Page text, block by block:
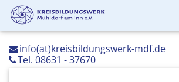
info(at)kreisbildungswerk-mdf.de
Tel. 08631 - 37670